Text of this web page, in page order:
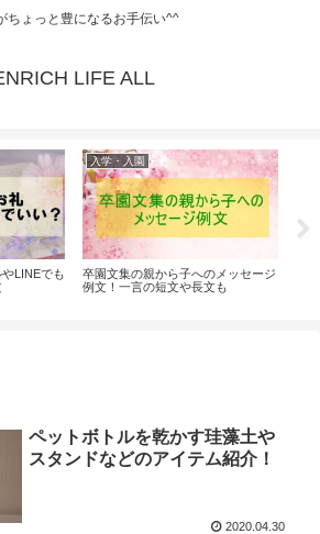
ちょっと豊になるお手伝い^^
LIFE ALL
LINEでも
入学・入園
卒園文集の親から子へのメッセージ
例文！一言の短文や長文も
ペットボトルを乾かす珪藻土や
スタンドなどのアイテム紹介！
2020.04.30